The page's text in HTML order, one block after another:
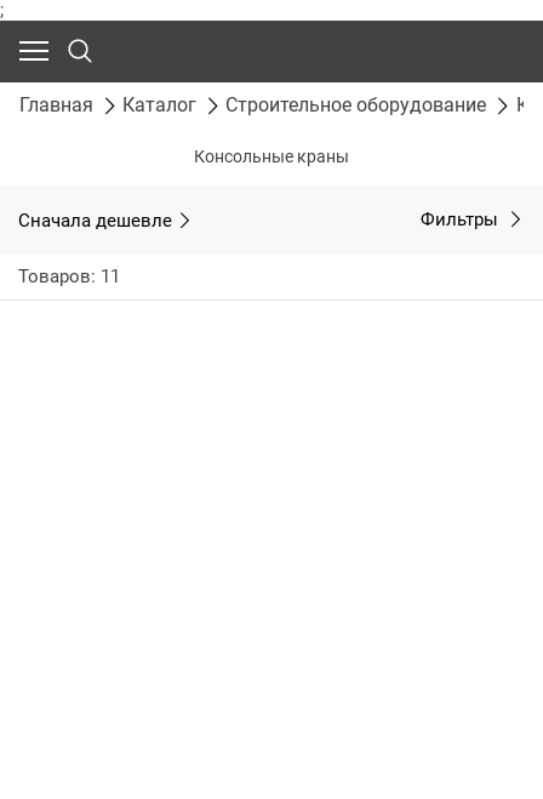
;
Главная Каталог Строительное оборудование
Консольные краны
Сначала дешевле Фильтры
Товаров: 11